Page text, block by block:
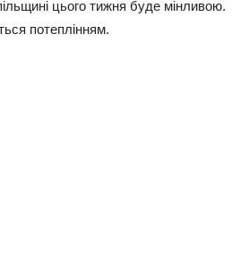
цього тижня буде мінливою.
потеплінням.